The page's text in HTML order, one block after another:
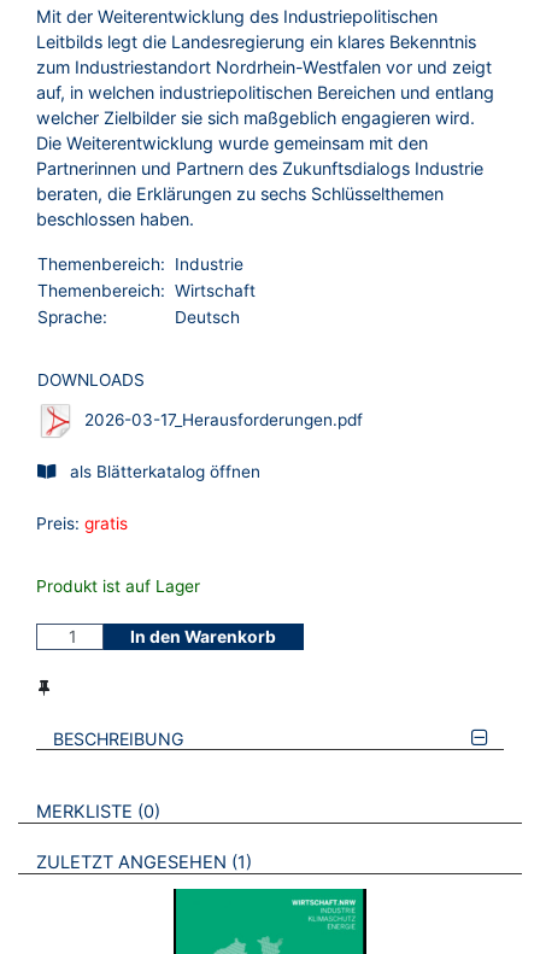
Mit der Weiterentwicklung des Industriepolitischen
Leitbilds legt die Landesregierung ein klares Bekenntnis
zum Industriestandort Nordrhein-Westfalen vor und zeigt
auf, in welchen industriepolitischen Bereichen und entlang
welcher Zielbilder sie sich maßgeblich engagieren wird.
Die Weiterentwicklung wurde gemeinsam mit den
Partnerinnen und Partnern des Zukunftsdialogs Industrie
beraten, die Erklärungen zu sechs Schlüsselthemen
beschlossen haben.
Themenbereich:
Industrie
Themenbereich: Wirtschaft
Sprache:
Deutsch
DOWNLOADS
2026-03-17_Herausforderungen.pdf
als Blätterkatalog öffnen
Preis: gratis
Produkt ist auf Lager
In den Warenkorb
BESCHREIBUNG
VERWEISE AUF VERMERKTE- ODER ZULETZT ANGESEHENE
MERKLISTE 0 BROSCHÜREN
ZULETZT ANGESEHEN 1 BROSCHÜREN